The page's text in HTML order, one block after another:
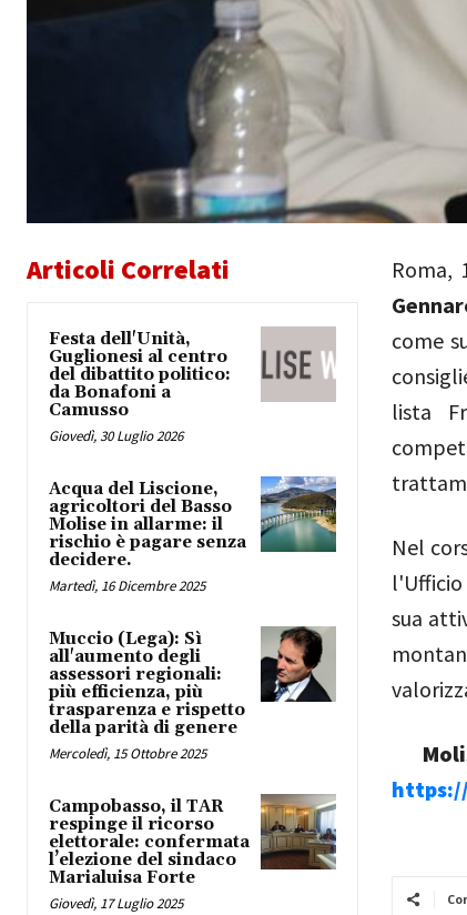
Articoli Correlati
Festa dell'Unità,
Guglionesi al centro
del dibattito politico:
da Bonafoni a
Camusso
Giovedì, 30 Luglio 2026
Acqua del Liscione,
agricoltori del Basso
Molise in allarme: il
rischio è pagare senza
decidere.
Martedì, 16 Dicembre 2025
Muccio (Lega): Sì
all'aumento degli
assessori regionali:
più efficienza, più
trasparenza e rispetto
della parità di genere
Mercoledì, 15 Ottobre 2025
Campobasso, il TAR
respinge il ricorso
elettorale: confermata
l’elezione del sindaco
Marialuisa Forte
Giovedì, 17 Luglio 2025
Roma,
come
lista
Nel
sua